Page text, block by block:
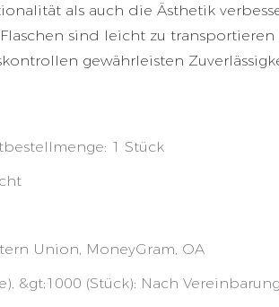
als auch die Ästhetik
sind leicht zu transportieren
gewährleisten
1 Stück
Union, MoneyGram, OA
&gt;1000 (Stück): Nach